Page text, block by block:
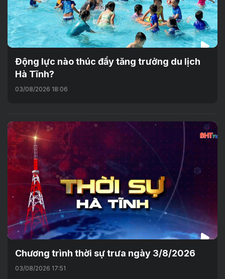
Động lực nào thúc đẩy tăng trưởng du lịch
Hà Tĩnh?
03/08/2026 18:06
Chương trình thời sự trưa ngày 3/8/2026
03/08/2026 17:51